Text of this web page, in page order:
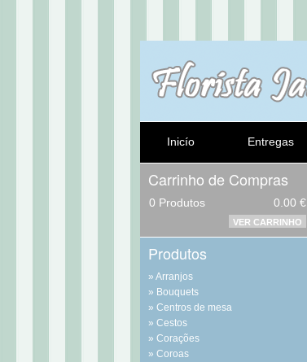
Inicío Entregas
Carrinho de Compras
0 Produtos 0.00 €
VER CARRINHO
Produtos
Arranjos
Bouquets
Centros de mesa
Cestos
Corações
Coroas